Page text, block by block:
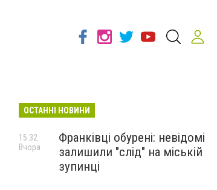
ОСТАННІ НОВИНИ
Франківці обурені: невідомі
залишили "слід" на міській
зупинці
15:32
Вчора